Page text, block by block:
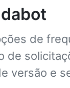
de
de
versão e